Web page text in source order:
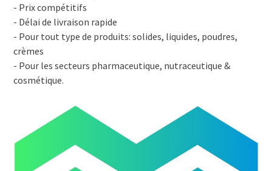
- Prix compétitifs
- Délai de livraison rapide
- Pour tout type de produits: solides, liquides, poudres,
crèmes
- Pour les secteurs pharmaceutique, nutraceutique &
cosmétique.